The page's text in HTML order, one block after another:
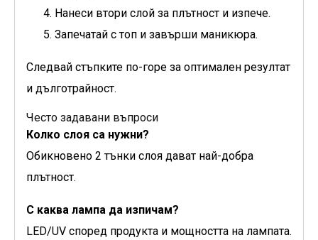
Нанеси втори слой за плътност и изпече.
Запечатай с топ и завърши маникюра.
Следвай стъпките по-горе за оптимален резултат
и дълготрайност.
Често задавани въпроси
Колко слоя са нужни?
Обикновено 2 тънки слоя дават най-добра
плътност.
С каква лампа да изпичам?
LED/UV според продукта и мощността на лампата.